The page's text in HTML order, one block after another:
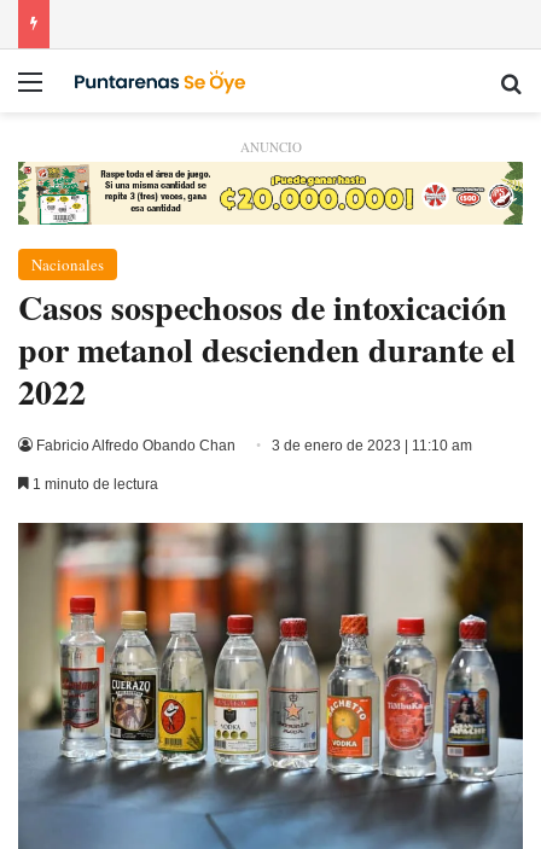
Menú
ANUNCIO
Nacionales
Casos sospechosos de intoxicación
por metanol descienden durante el
2022
Fabricio Alfredo Obando Chan 3 de enero de 2023 | 11:10 am
1 minuto de lectura